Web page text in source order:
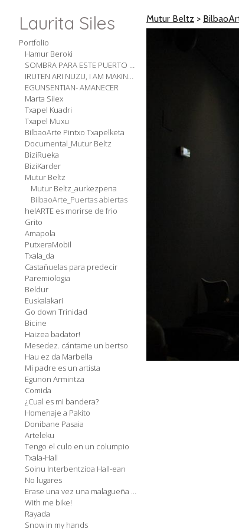
Laurita Siles
Portfolio
Hamur Beroki
EGUNSENTIAN- AMANECER
Marta Silex
Txapel Kuadri
Txapel Muxu
BilbaoArte Pintxo Txapelketa
Documental_Mutur Beltz
BiziRueka
BiziKarder
Mutur Beltz
Mutur Beltz_aurkezpena
BilbaoArte_Puertas abiertas
helARTE es morirse de frio
Grito
Amapola
PutxeraMobil
Txala_da
Castañuelas para predecir
Paremiologia
Beldur
Euskalakari
Go down Trinidad
Bicine
Haizea badator!
Mesedez. cántame un bertso
Hau ez da Marbella
Mi padre es un artista
Egunon Armintza
Comida
¿Cual es mi bandera?
Homenaje a Pakito
Donibane Pasaia
Arteleku
Tengo el culo en un columpio
Txala-Hall
Soinu Interbentzioa Hall-ean
No lugares
With me bike!
Rayada
Snow in my hands
Mutur Beltz >